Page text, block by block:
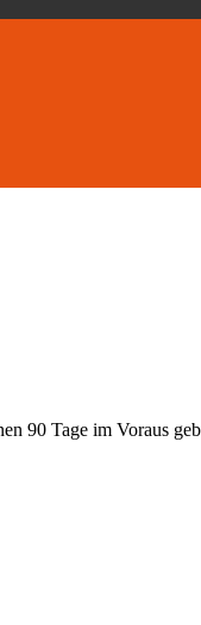
90 Tage im Voraus